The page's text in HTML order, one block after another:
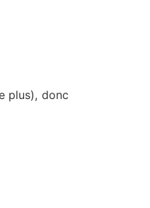
plus), donc